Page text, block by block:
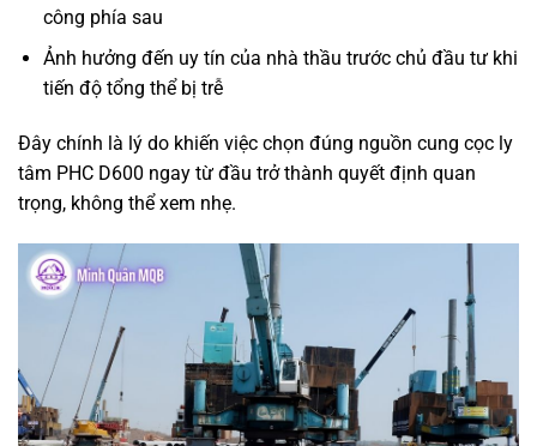
công phía sau
Ảnh hưởng đến uy tín của nhà thầu trước chủ đầu tư khi
tiến độ tổng thể bị trễ
Đây chính là lý do khiến việc chọn đúng nguồn cung cọc ly
tâm PHC D600 ngay từ đầu trở thành quyết định quan
trọng, không thể xem nhẹ.